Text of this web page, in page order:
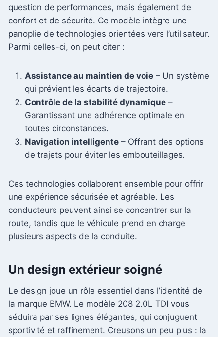
question de performances, mais également de
confort et de sécurité. Ce modèle intègre une
panoplie de technologies orientées vers l’utilisateur.
Parmi celles-ci, on peut citer :
Assistance au maintien de voie – Un système
qui prévient les écarts de trajectoire.
Contrôle de la stabilité dynamique –
Garantissant une adhérence optimale en
toutes circonstances.
Navigation intelligente – Offrant des options
de trajets pour éviter les embouteillages.
Ces technologies collaborent ensemble pour offrir
une expérience sécurisée et agréable. Les
conducteurs peuvent ainsi se concentrer sur la
route, tandis que le véhicule prend en charge
plusieurs aspects de la conduite.
Un design extérieur soigné
Le design joue un rôle essentiel dans l’identité de
la marque BMW. Le modèle 208 2.0L TDI vous
séduira par ses lignes élégantes, qui conjuguent
sportivité et raffinement. Creusons un peu plus : la